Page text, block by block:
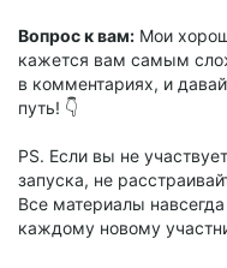
Вопрос к вам: Мои
кажется вам самым
в комментариях, и
путь! 👇
PS. Если вы не
запуска, не
Все материалы
каждому новому